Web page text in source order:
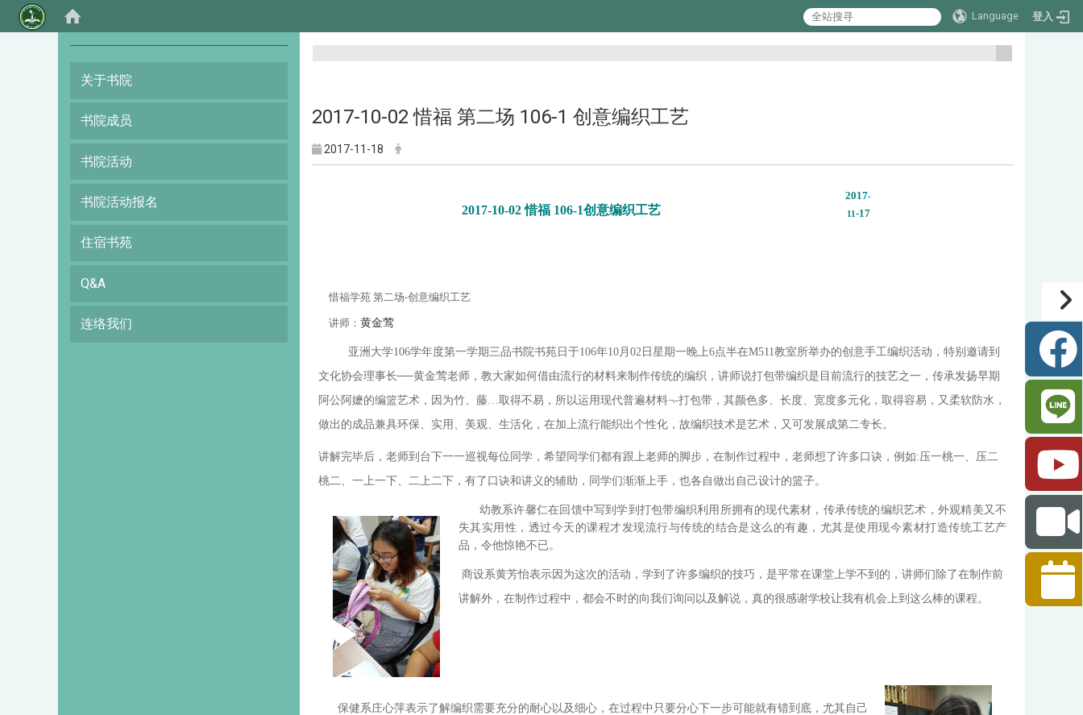
Language 登入
:::
关于书院
书院成员
书院活动
书院活动报名
住宿书苑
Q&A
连络我们
2017-10-02 惜福 第二场 106-1 创意编织工艺
2017-11-18
2017-10-02 惜福 106-1创意编织工艺
2017-
11 -17
惜福学苑 第二场-创意编织工艺
讲师 ： 黄金莺
亚洲大学106学年度第一学期三品书院书苑日于106年10月02日星期一晚上6点半在M511教室所举办的创意手工编织活动，特别邀请到
文化协会理事长──黄金莺老师，教大家如何借由流行的材料来制作传统的编织，讲师说打包带编织是目前流行的技艺之一，传承发扬早期
阿公阿嬷的编篮艺术，因为竹、藤…取得不易，所以运用现代普遍材料¬-打包带，其颜色多、长度、宽度多元化，取得容易，又柔软防水，
做出的成品兼具环保、实用、美观、生活化，在加上流行能织出个性化，故编织技术是艺术，又可发展成第二专长。
讲解完毕后，老师到台下一一巡视每位同学，希望同学们都有跟上老师的脚步，在制作过程中，老师想了许多口诀，例如:压一桃一、压二
桃二、一上一下、二上二下，有了口诀和讲义的辅助，同学们渐渐上手，也各自做出自己设计的篮子。
幼教系许馨仁在回馈中写到学到打包带编织利用所拥有的现代素材，传承传统的编织艺术，外观精美又不
失其实用性，透过今天的课程才发现流行与传统的结合是这么的有趣，尤其是使用现今素材打造传统工艺产
品，令他惊艳不已。
商设系黄芳怡表示因为这次的活动，学到了许多编织的技巧，是平常在课堂上学不到的，讲师们除了在制作前
讲解外，在制作过程中，都会不时的向我们询问以及解说，真的很感谢学校让我有机会上到这么棒的课程。
保健系庄心萍表示了解编织需要充分的耐心以及细心，在过程中只要分心下一步可能就有错到底，尤其自己